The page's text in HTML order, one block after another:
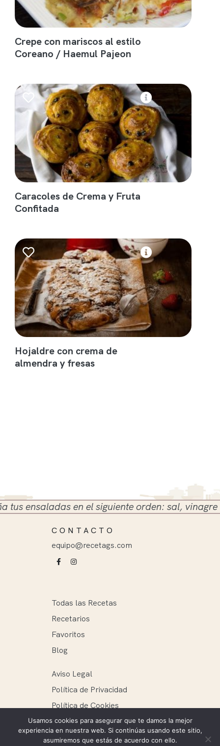
Crepe con mariscos al estilo
Coreano / Haemul Pajeon
Caracoles de Crema y Fruta
Confitada
Hojaldre con crema de
almendra y fresas
en el siguiente orden: sal, vinagre y
CONTACTO
equipo@recetags.com
Todas las Recetas
Recetarios
Favoritos
Blog
Aviso Legal
Política de Privacidad
Política de Cookies
Usamos cookies para asegurar que te damos la mejor
experiencia en nuestra web. Si continúas usando este sitio,
asumiremos que estás de acuerdo con ello.